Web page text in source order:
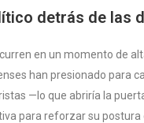
detrás de las
en un momento de
han presionado para
—lo que abriría la
para reforzar su postura